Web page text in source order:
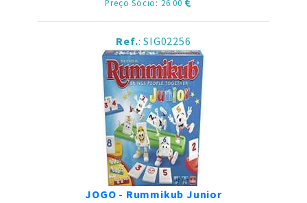
Preço Sócio: 26.00
Ref.: SIG02256
JOGO - Rummikub Junior